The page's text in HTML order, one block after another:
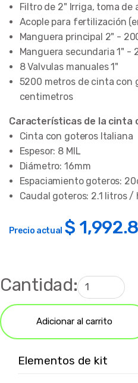
Filtro de 2" Irriga, toma de
Acople para fertilización
Manguera principal 2" -
Manguera secundaria 1" -
8 Valvulas manuales 1"
5200 metros de cinta con
centimetros
Características de la cinta
Cinta con goteros Italiana
Espesor: 8 MIL
Diámetro: 16mm
Espaciamiento goteros:
Caudal goteros: 2.1 litros /
Precio actual $
Cantidad:
Adicionar al carrito
Elementos de kit